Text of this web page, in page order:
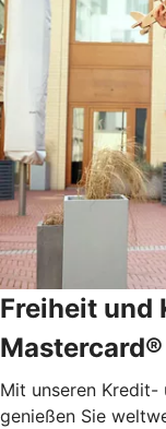
Freiheit und
Mit unseren
genießen Sie